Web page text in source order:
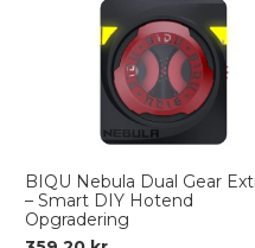
BIQU Nebula Dual Gear
– Smart DIY Hotend
Opgradering